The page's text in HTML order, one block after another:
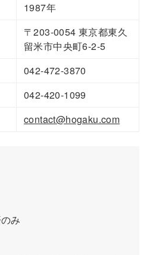
1987年
〒203-0054 東京都東久
留米市中央町6-2-5
042-472-3870
042-420-1099
contact@hogaku.com
み